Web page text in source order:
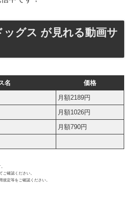
グス が見れる動画サ
名
価格
月額2189円
月額1026円
月額790円
確認ください。
定等をご確認ください。